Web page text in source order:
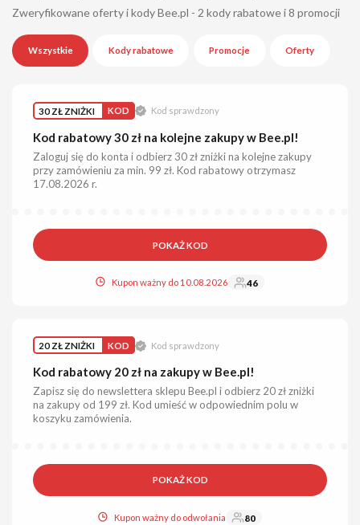
Zweryfikowane oferty i kody Bee.pl - 2 kody rabatowe i 8 promocji
Wszystkie Kody rabatowe Promocje Oferty
30 ZŁ ZNIŻKI KOD Kod sprawdzony
Kod rabatowy 30 zł na kolejne zakupy w Bee.pl!
Zaloguj się do konta i odbierz 30 zł zniżki na kolejne zakupy
przy zamówieniu za min. 99 zł. Kod rabatowy otrzymasz
17.08.2026 r.
POKAŻ KOD
Kupon ważny do 10.08.2026 46
20 ZŁ ZNIŻKI KOD Kod sprawdzony
Kod rabatowy 20 zł na zakupy w Bee.pl!
Zapisz się do newslettera sklepu Bee.pl i odbierz 20 zł zniżki
na zakupy od 199 zł. Kod umieść w odpowiednim polu w
koszyku zamówienia.
POKAŻ KOD
Kupon ważny do odwołania 80